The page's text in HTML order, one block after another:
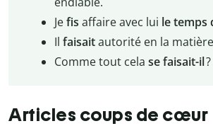
Jefis affaire avec lui le temps
Il faisaitautorité en la
Comme tout cela sefaisait-il?
Articles coups de cœur